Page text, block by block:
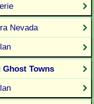
Nevada
Towns